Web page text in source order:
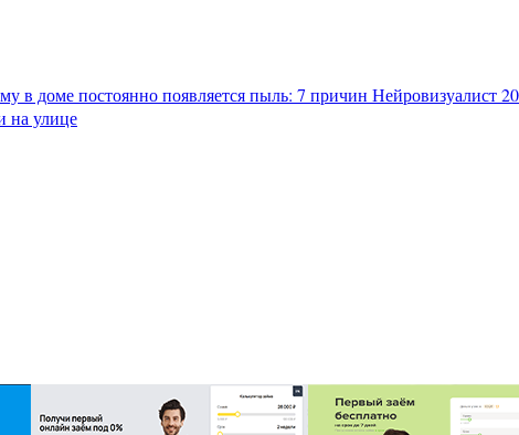
в доме постоянно появляется пыль: 7 причин Нейровизуалист
на улице